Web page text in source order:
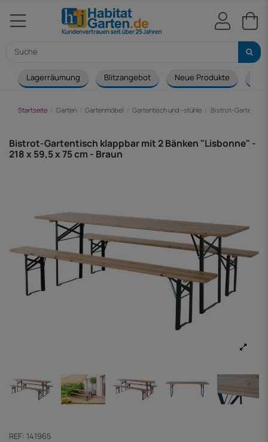
Lagerräumung Blitzangebot Neue Produkte
Startseite Garten Gartenmöbel Gartentisch und -stühle Bistrot-
Bistrot-Gartentisch klappbar mit 2 Bänken "Lisbonne" -
218 x 59,5 x 75 cm - Braun
REF: 141965